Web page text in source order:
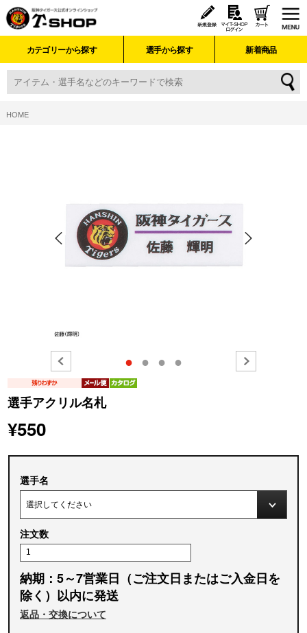
カテゴリーから探す 選手から探す 新着商品
HOME
● ● ● ●
選手アクリル名札
¥550
選手名
注文数
納期：5～7営業日（ご注文日またはご入金日を
除く）以内に発送
返品・交換について